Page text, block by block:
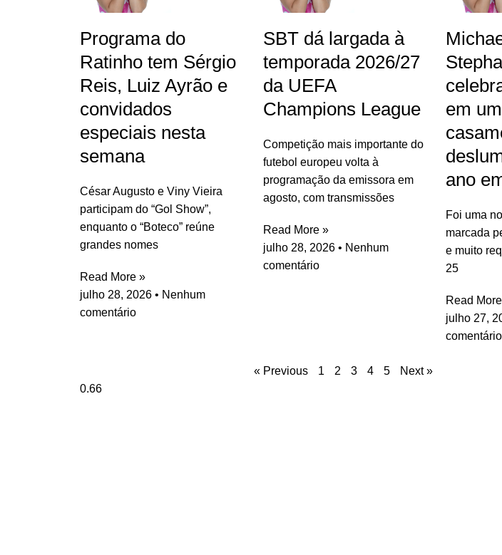
Programa do
Ratinho tem Sérgio
Reis, Luiz Ayrão e
convidados
especiais nesta
semana
César Augusto e Viny Vieira
participam do “Gol Show”,
enquanto o “Boteco” reúne
grandes nomes
Read More »
julho 28, 2026
Nenhum
comentário
SBT dá largada à
temporada 2026/27
da UEFA
Champions League
Competição mais importante do
futebol europeu volta à
programação da emissora em
agosto, com transmissões
Read More »
julho 28, 2026
Nenhum
comentário
em
ano
Foi uma
marcada
e muito
25
Read
julho 27,
comentário
« Previous 1 2 3 4 5 Next »